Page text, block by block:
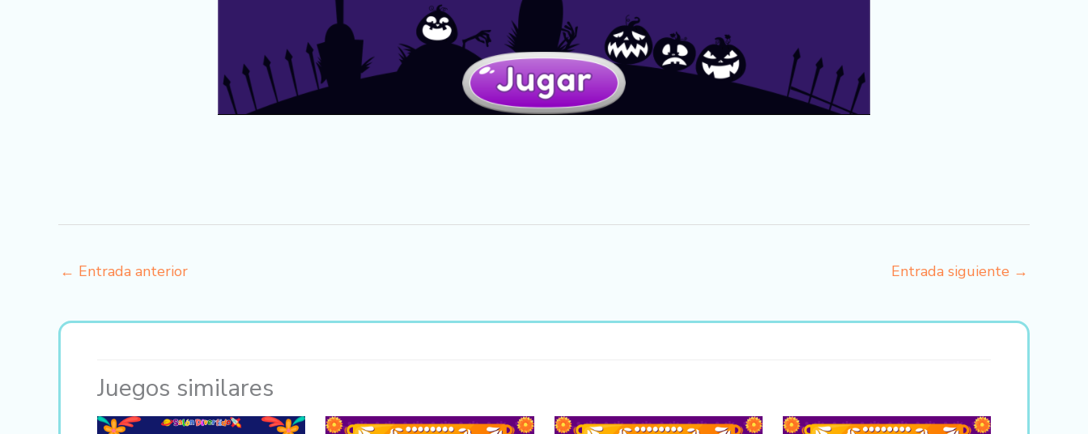
← Entrada anterior Entrada siguiente →
Juegos similares